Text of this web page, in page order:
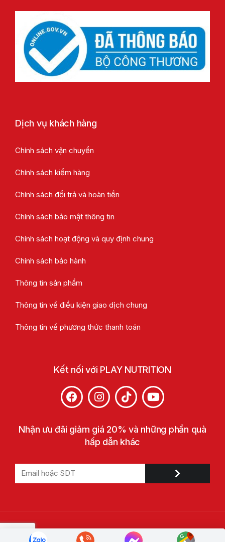
Dịch vụ khách hàng
Chính sách vận chuyển
Chính sách kiểm hàng
Chính sách đổi trả và hoàn tiền
Chính sách bảo mật thông tin
Chính sách hoạt động và quy định chung
Chính sách bảo hành
Thông tin sản phẩm
Thông tin về điều kiện giao dịch chung
Thông tin về phương thức thanh toán
Kết nối với PLAY NUTRITION
Nhận ưu đãi giảm giá 20% và những phần quà
hấp dẫn khác
© 2022 Play Nutrition. All Rights Reserved. Trademarks are
owned by Play Nutrition or used with permission.